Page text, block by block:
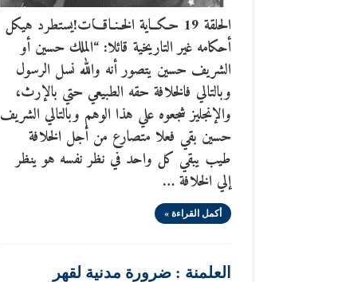
الحلقة 19 حـكــاية الخـنـاقـــات!يستطرد هيكل
أحكامه غير التاريخية قائلا: “الملك حسين أو
الشريف حسين يتصور أنه والله نسل الرسول
وبالتالي فالخلافة حقه الطبيعي حتي بالإرث،
والإنجليز شجعوه علي هذا الوهم وبالتالي الشريف
حسين بقي فعلا متصارع من أجل الخلافة
طيب يبقي كل واحد في نظر نفسه هو ينظر
إلي الخلافة …
أكمل القراءة »
العلمنة : ضرورة مدنية لقهر